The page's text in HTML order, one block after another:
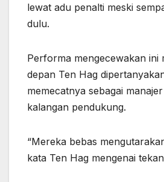
lewat adu penalti meski
dulu.
Performa mengecewakan ini
depan Ten Hag
memecatnya sebagai
kalangan pendukung.
“Mereka bebas
kata Ten Hag mengenai